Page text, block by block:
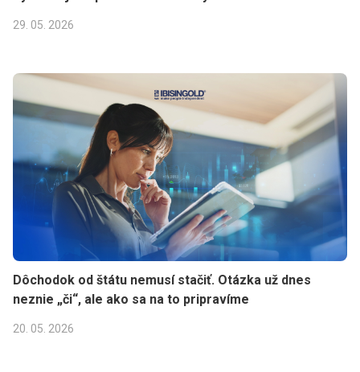
29. 05. 2026
Dôchodok od štátu nemusí stačiť. Otázka už dnes
neznie „či“, ale ako sa na to pripravíme
20. 05. 2026